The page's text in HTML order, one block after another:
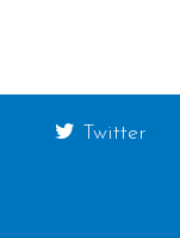
Twitter